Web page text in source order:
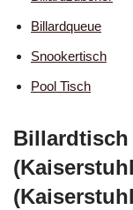
Billardqueue
Snookertisch
Pool Tisch
Billardtisch